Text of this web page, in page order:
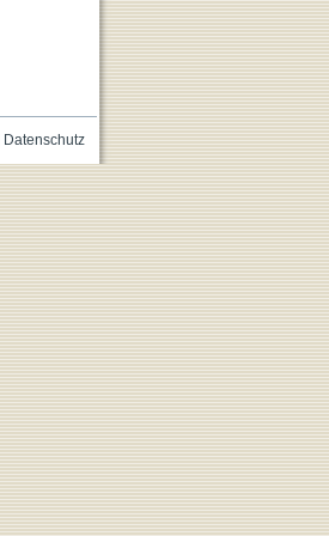
Datenschutz